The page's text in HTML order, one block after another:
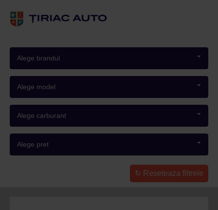
Alege brandul
Alege model
Alege carburant
Alege pret
Reseteaza filtrele